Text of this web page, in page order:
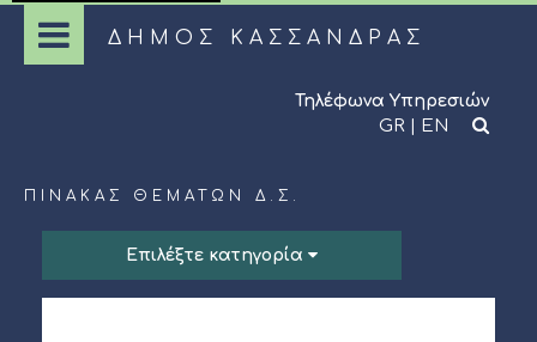
ΔΗΜΟΣ ΚΑΣΣΑΝΔΡΑΣ
Τηλέφωνα Υπηρεσιών
GR | EN
ΠΊΝΑΚΑΣ ΘΕΜΆΤΩΝ Δ.Σ.
Επιλέξτε κατηγορία